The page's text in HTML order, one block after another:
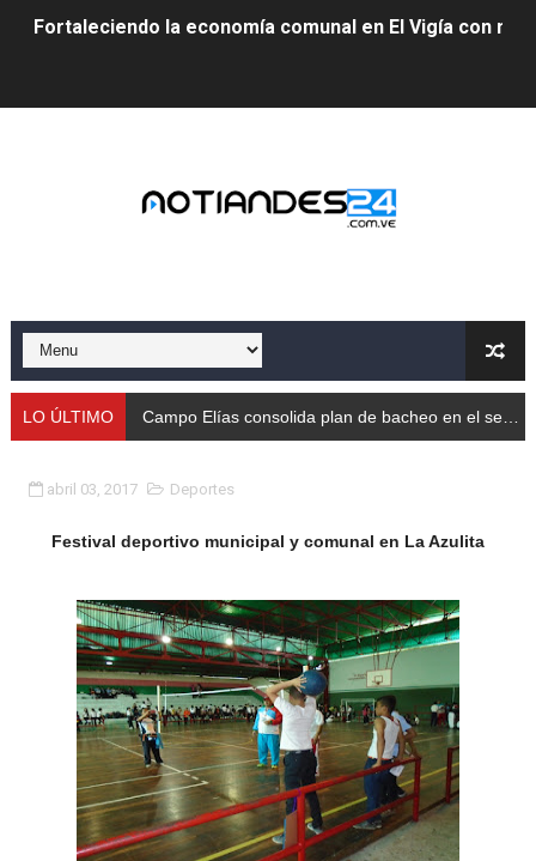
Fortaleciendo la economía comunal en El Vigía con
Plan Vacacional "Venezuela Ríe 2026" brinda
Mincomunas impulsa el autogobierno en Mérida con
‎Unión cívico militar rindió honores a la Bandera
Gobernación de Mérida realizó jornada socialista en
Inicia el Plan Cultura Vacacional 2026 en el estado
Ibime inició tradicional plan vacacional Aventuras en
Merideños disfrutarán del Plan Agosto Escuelas
Recreación y formación fortalecen la integración
Club "Rápidos de Zea" brilló en el Primer Festival de
84 estudiantes celebraron su graduación en el
Cmdnna lleva esperanza y atención a casas de abrigo
LO ÚLTIMO Campo Elías consolida plan de bacheo en el sector La Montañita
abril 03, 2017 Deportes
Festival deportivo municipal y comunal en La Azulita